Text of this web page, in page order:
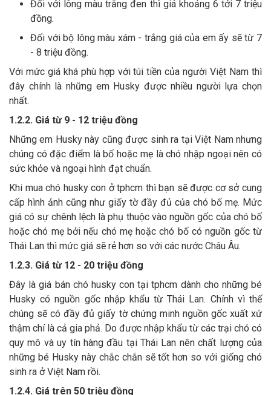
Đối với lông màu trắng đen thì giá khoảng 6 tới 7 triệu
đồng.
Đối với bộ lông màu xám - trắng giá của em ấy sẽ từ 7
- 8 triệu đồng.
Với mức giá khá phù hợp với túi tiền của người Việt Nam thì
đây chính là những em Husky được nhiều người lựa chọn
nhất.
1.2.2. Giá từ 9 - 12 triệu đồng
Những em Husky này cũng được sinh ra tại Việt Nam nhưng
chúng có đặc điểm là bố hoặc mẹ là chó nhập ngoại nên có
sức khỏe và ngoại hình đạt chuẩn.
Khi mua chó husky con ở tphcm thì bạn sẽ được cơ sở cung
cấp hình ảnh cũng như giấy tờ đầy đủ của chó bố mẹ. Mức
giá có sự chênh lệch là phụ thuộc vào nguồn gốc của chó bố
hoặc chó mẹ bởi nếu chó mẹ hoặc chó bố có nguồn gốc từ
Thái Lan thì mức giá sẽ rẻ hơn so với các nước Châu Âu.
1.2.3. Giá từ 12 - 20 triệu đồng
Đây là giá bán chó husky con tại tphcm dành cho những bé
Husky có nguồn gốc nhập khẩu từ Thái Lan. Chính vì thế
chúng sẽ có đầy đủ giấy tờ chứng minh nguồn gốc xuất xứ
thậm chí là cả gia phả. Do được nhập khẩu từ các trại chó có
quy mô và uy tín hàng đầu tại Thái Lan nên chất lượng của
những bé Husky này chắc chắn sẽ tốt hơn so với giống chó
sinh ra ở Việt Nam rồi.
1.2.4. Giá trên 50 triệu đồng